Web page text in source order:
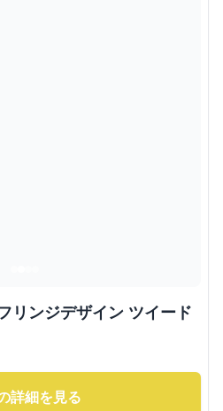
リンジデザイン ツイード
詳細を見る